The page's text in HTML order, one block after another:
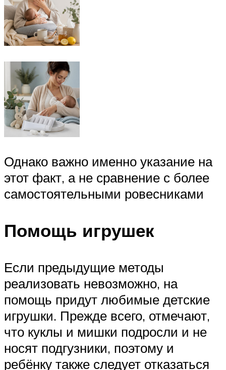
Однако важно именно указание на
этот факт, а не сравнение с более
самостоятельными ровесниками
Помощь игрушек
Если предыдущие методы
реализовать невозможно, на
помощь придут любимые детские
игрушки. Прежде всего, отмечают,
что куклы и мишки подросли и не
носят подгузники, поэтому и
ребёнку также следует отказаться